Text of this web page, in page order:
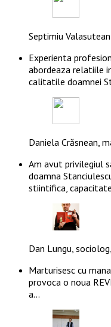
Septimiu
Experienta
abordeaza relatiile
calitatile doamnei
Daniela Crăsnean,
Am avut privilegiul
doamna
stiintifica,
Dan Lungu,
Marturisesc cu
provoca o noua
a…